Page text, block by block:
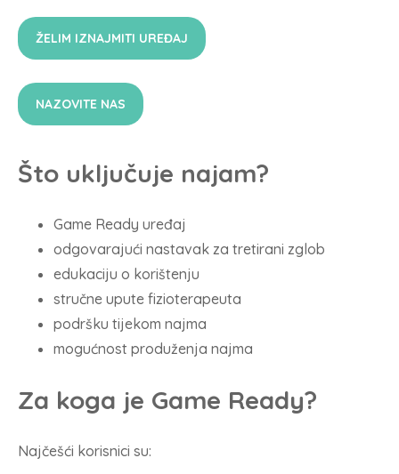
ŽELIM IZNAJMITI UREĐAJ
NAZOVITE NAS
Što uključuje najam?
Game Ready uređaj
odgovarajući nastavak za tretirani zglob
edukaciju o korištenju
stručne upute fizioterapeuta
podršku tijekom najma
mogućnost produženja najma
Za koga je Game Ready?
Najčešći korisnici su: